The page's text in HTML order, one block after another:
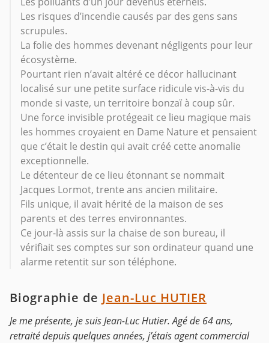
Les risques d’incendie causés par des gens sans
scrupules.
La folie des hommes devenant négligents pour leur
écosystème.
Pourtant rien n’avait altéré ce décor hallucinant
localisé sur une petite surface ridicule vis-à-vis du
monde si vaste, un territoire bonzaï à coup sûr.
Une force invisible protégeait ce lieu magique mais
les hommes croyaient en Dame Nature et pensaient
que c’était le destin qui avait créé cette anomalie
exceptionnelle.
Le détenteur de ce lieu étonnant se nommait
Jacques Lormot, trente ans ancien militaire.
Fils unique, il avait hérité de la maison de ses
parents et des terres environnantes.
Ce jour-là assis sur la chaise de son bureau, il
vérifiait ses comptes sur son ordinateur quand une
alarme retentit sur son téléphone.
Biographie de Jean-Luc HUTIER
Je me présente, je suis Jean-Luc Hutier. Agé de 64 ans,
retraité depuis quelques années, j’étais agent commercial